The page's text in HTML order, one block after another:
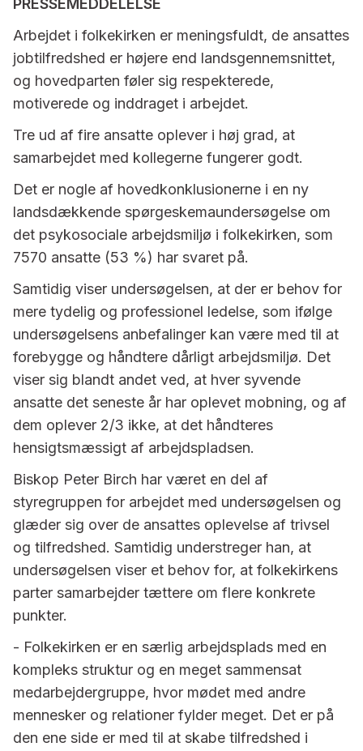
PRESSEMEDDELELSE
Arbejdet i folkekirken er meningsfuldt, de ansattes
jobtilfredshed er højere end landsgennemsnittet,
og hovedparten føler sig respekterede,
motiverede og inddraget i arbejdet.
Tre ud af fire ansatte oplever i høj grad, at
samarbejdet med kollegerne fungerer godt.
Det er nogle af hovedkonklusionerne i en ny
landsdækkende spørgeskemaundersøgelse om
det psykosociale arbejdsmiljø i folkekirken, som
7570 ansatte (53 %) har svaret på.
Samtidig viser undersøgelsen, at der er behov for
mere tydelig og professionel ledelse, som ifølge
undersøgelsens anbefalinger kan være med til at
forebygge og håndtere dårligt arbejdsmiljø. Det
viser sig blandt andet ved, at hver syvende
ansatte det seneste år har oplevet mobning, og af
dem oplever 2/3 ikke, at det håndteres
hensigtsmæssigt af arbejdspladsen.
Biskop Peter Birch har været en del af
styregruppen for arbejdet med undersøgelsen og
glæder sig over de ansattes oplevelse af trivsel
og tilfredshed. Samtidig understreger han, at
undersøgelsen viser et behov for, at folkekirkens
parter samarbejder tættere om flere konkrete
punkter.
- Folkekirken er en særlig arbejdsplads med en
kompleks struktur og en meget sammensat
medarbejdergruppe, hvor mødet med andre
mennesker og relationer fylder meget. Det er på
den ene side er med til at skabe tilfredshed i